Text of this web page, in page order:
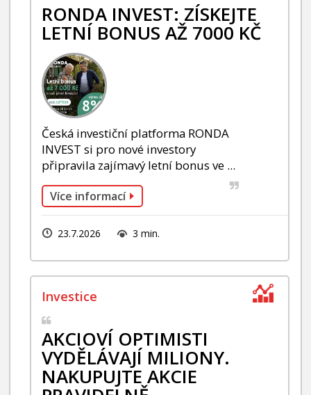
RONDA INVEST: ZÍSKEJTE
LETNÍ BONUS AŽ 7000 KČ
Česká investiční platforma RONDA
INVEST si pro nové investory
připravila zajímavý letní bonus ve ...
Více informací
23.7.2026 3 min.
AKCIOVÍ OPTIMISTI
VYDĚLÁVAJÍ MILIONY.
NAKUPUJTE AKCIE